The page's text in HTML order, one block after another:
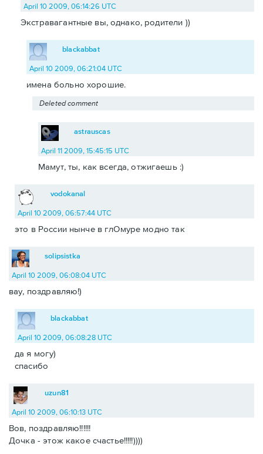
April 10 2009, 06:14:26 UTC
Экстравагантные вы, однако, родители ))
blackabbat
April 10 2009, 06:21:04 UTC
имена больно хорошие.
Deleted comment
astrauscas
April 11 2009, 15:45:15 UTC
Мамут, ты, как всегда, отжигаешь :)
vodokanal
April 10 2009, 06:57:44 UTC
это в России нынче в глОмуре модно так
solipsistka
April 10 2009, 06:08:04 UTC
вау, поздравляю!)
blackabbat
April 10 2009, 06:08:28 UTC
да я могу)
спасибо
uzun81
April 10 2009, 06:10:13 UTC
Вов, поздравляю!!!!!!
Дочка - этож какое счастье!!!!!))))